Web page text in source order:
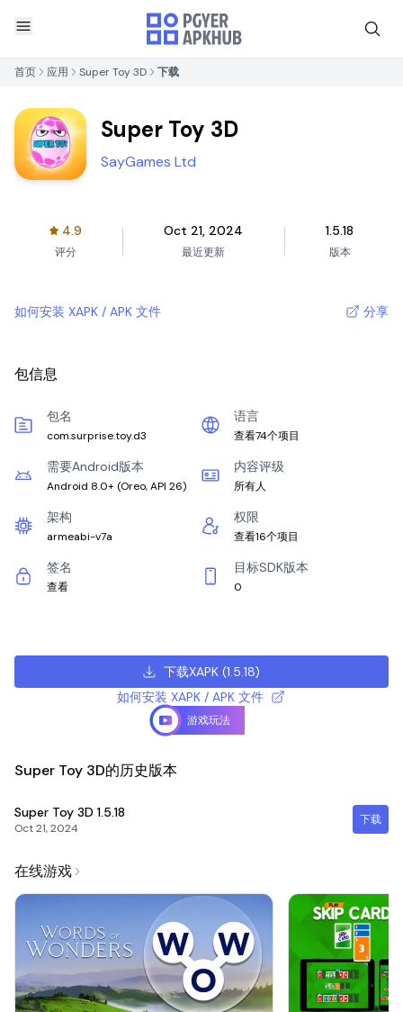
首页 应用 Super Toy 3D 下载
Super Toy 3D
SayGames Ltd
4.9
评分
Oct 21, 2024
最近更新
1.5.18
版本
如何安装 XAPK / APK 文件 分享
包信息
包名
com.surprise.toy.d3
语言
查看74个项目
需要Android版本
Android 8.0+ (Oreo, API 26)
内容评级
所有人
架构
armeabi-v7a
权限
查看16个项目
签名
查看
目标SDK版本
0
下载XAPK (1.5.18)
如何安装 XAPK / APK 文件
游戏玩法
Super Toy 3D的历史版本
Super Toy 3D 1.5.18
Oct 21, 2024
下载
在线游戏